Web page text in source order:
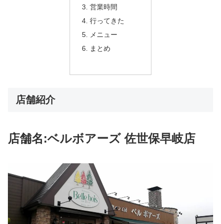
営業時間
行ってきた
メニュー
まとめ
店舗紹介
店舗名:ベルボアーズ 佐世保早岐店